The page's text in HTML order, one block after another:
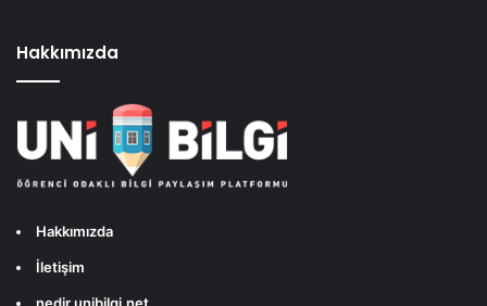
Hakkımızda
Hakkımızda
İletişim